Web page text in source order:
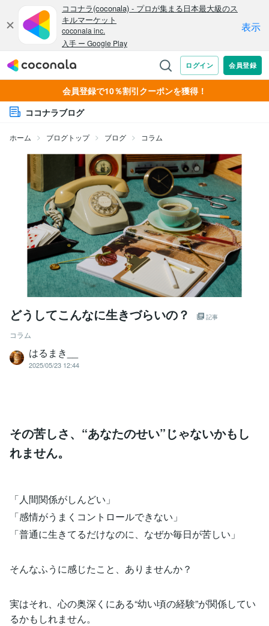
会員登録で10％割引クーポンを獲得！
ココナラブログ
ホーム ブログトップ ブログ コラム
どうしてこんなに生きづらいの？ 記事
コラム
はるまき__
2025/05/23 12:44
その苦しさ、“あなたのせい”じゃないかもし
れません。
「人間関係がしんどい」
「感情がうまくコントロールできない」
「普通に生きてるだけなのに、なぜか毎日が苦しい」
そんなふうに感じたこと、ありませんか？
実はそれ、心の奥深くにある“幼い頃の経験”が関係してい
るかもしれません。